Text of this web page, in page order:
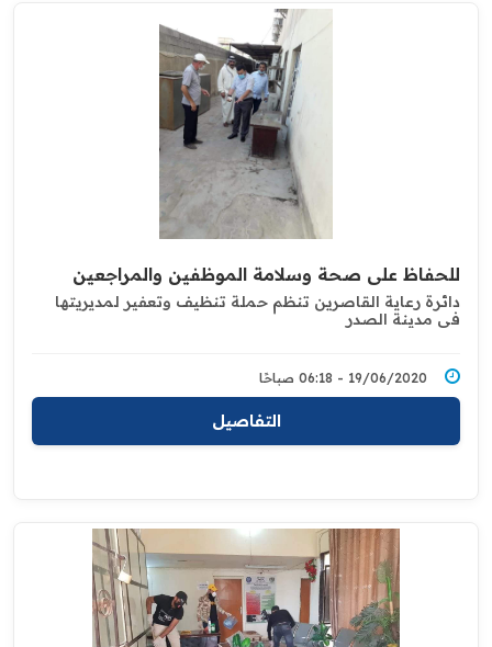
للحفاظ على صحة وسلامة الموظفين والمراجعين
دائرة رعاية القاصرين تنظم حملة تنظيف وتعفير لمديريتها
في مدينة الصدر
19/06/2020 - 06:18 صباحًا
التفاصيل